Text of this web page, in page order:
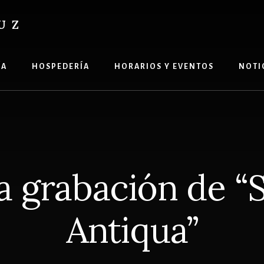
HOSPEDERÍA HORARIOS Y EVENTOS
grabación de
Antiqua”